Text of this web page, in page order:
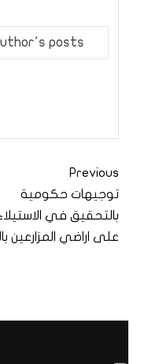
posts
Previous
توجيهات حكومية
بالتحقيق في
على اراضي المزارعين